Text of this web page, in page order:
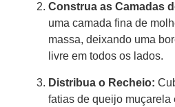
Construa as Camadas
uma camada fina de
massa, deixando uma
livre em todos os lados.
Distribua o Recheio:
fatias de queijo muçarela